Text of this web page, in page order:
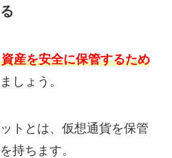
産を安全に保管するため
しょう。
トとは、仮想通貨を保管
持ちます。